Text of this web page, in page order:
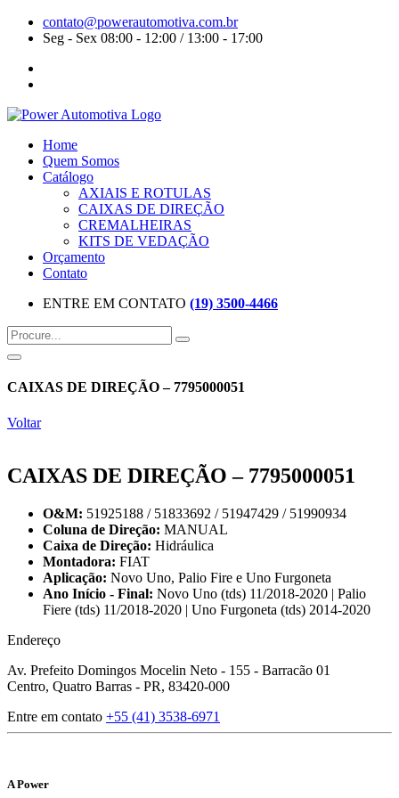
contato@powerautomotiva.com.br
Seg - Sex 08:00 - 12:00 / 13:00 - 17:00
Home
Quem Somos
Catálogo
AXIAIS E ROTULAS
CAIXAS DE DIREÇÃO
CREMALHEIRAS
KITS DE VEDAÇÃO
Orçamento
Contato
ENTRE EM CONTATO (19) 3500-4466
CAIXAS DE DIREÇÃO – 7795000051
Voltar
CAIXAS DE DIREÇÃO – 7795000051
O&M: 51925188 / 51833692 / 51947429 / 51990934
Coluna de Direção: MANUAL
Caixa de Direção: Hidráulica
Montadora: FIAT
Aplicação: Novo Uno, Palio Fire e Uno Furgoneta
Ano Início - Final: Novo Uno (tds) 11/2018-2020 | Palio
Fiere (tds) 11/2018-2020 | Uno Furgoneta (tds) 2014-2020
Endereço
Av. Prefeito Domingos Mocelin Neto - 155 - Barracão 01
Centro, Quatro Barras - PR, 83420-000
Entre em contato +55 (41) 3538-6971
A Power